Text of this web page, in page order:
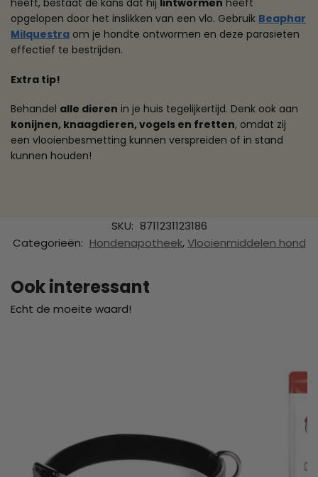
heeft, bestaat de kans dat hij lintwormen heeft
opgelopen door het inslikken van een vlo. Gebruik Beaphar
Milquestra om je hondte ontwormen en deze parasieten
effectief te bestrijden.
Extra tip!
Behandel alle dieren in je huis tegelijkertijd. Denk ook aan
konijnen, knaagdieren, vogels en fretten, omdat zij
een vlooienbesmetting kunnen verspreiden of in stand
kunnen houden!
SKU: 8711231123186
Categorieën: Hondenapotheek,Vlooienmiddelen hond
Ook interessant
Echt de moeite waard!